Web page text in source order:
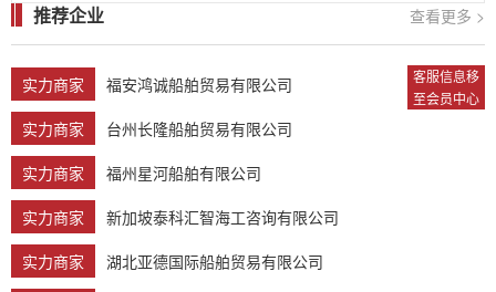
客服信息移
至会员中心
推荐企业 查看更多 >
实力商家
福安鸿诚船舶贸易有限公司
实力商家
台州长隆船舶贸易有限公司
实力商家
福州星河船舶有限公司
实力商家
新加坡泰科汇智海工咨询有限公司
实力商家
湖北亚德国际船舶贸易有限公司